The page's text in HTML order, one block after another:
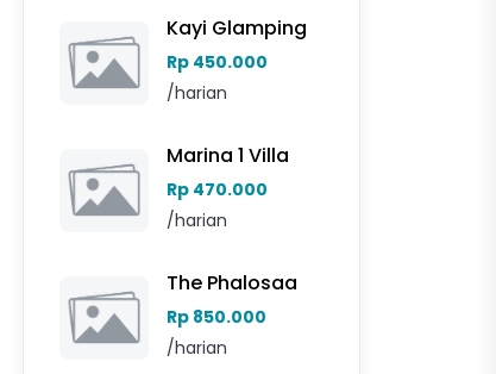
Kayi Glamping
Rp 450.000
/harian
Marina 1 Villa
Rp 470.000
/harian
The Phalosaa
Rp 850.000
/harian